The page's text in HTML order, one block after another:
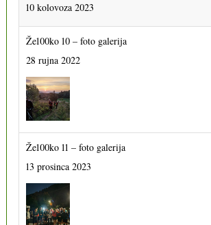
10 kolovoza 2023
Že100ko 10 – foto galerija
28 rujna 2022
Že100ko 11 – foto galerija
13 prosinca 2023